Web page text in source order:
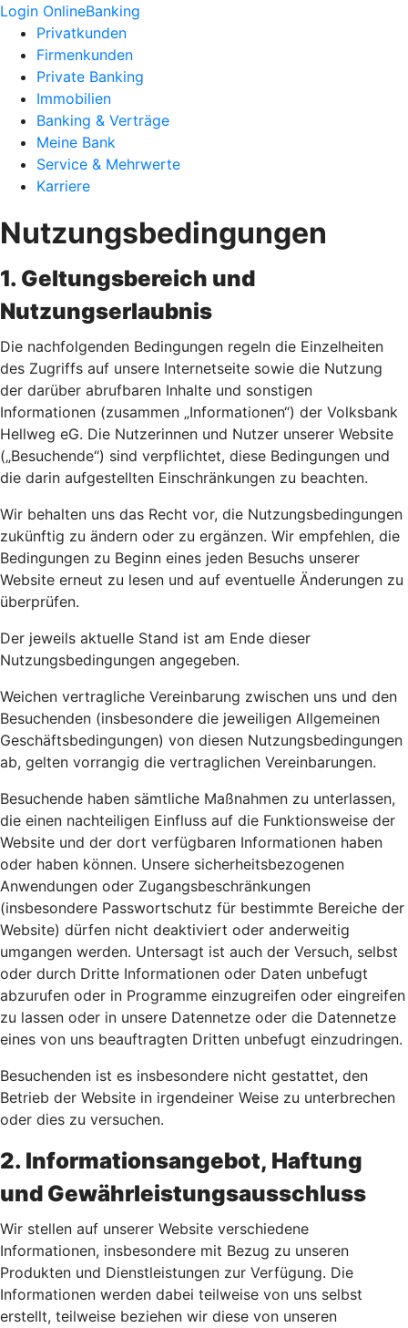
Login OnlineBanking
Privatkunden
Firmenkunden
Private Banking
Immobilien
Banking & Verträge
Meine Bank
Service & Mehrwerte
Karriere
Nutzungsbedingungen
1. Geltungsbereich und
Nutzungserlaubnis
Die nachfolgenden Bedingungen regeln die Einzelheiten
des Zugriffs auf unsere Internetseite sowie die Nutzung
der darüber abrufbaren Inhalte und sonstigen
Informationen (zusammen „Informationen“) der Volksbank
Hellweg eG. Die Nutzerinnen und Nutzer unserer Website
(„Besuchende“) sind verpflichtet, diese Bedingungen und
die darin aufgestellten Einschränkungen zu beachten.
Wir behalten uns das Recht vor, die Nutzungsbedingungen
zukünftig zu ändern oder zu ergänzen. Wir empfehlen, die
Bedingungen zu Beginn eines jeden Besuchs unserer
Website erneut zu lesen und auf eventuelle Änderungen zu
überprüfen.
Der jeweils aktuelle Stand ist am Ende dieser
Nutzungsbedingungen angegeben.
Weichen vertragliche Vereinbarung zwischen uns und den
Besuchenden (insbesondere die jeweiligen Allgemeinen
Geschäftsbedingungen) von diesen Nutzungsbedingungen
ab, gelten vorrangig die vertraglichen Vereinbarungen.
Besuchende haben sämtliche Maßnahmen zu unterlassen,
die einen nachteiligen Einfluss auf die Funktionsweise der
Website und der dort verfügbaren Informationen haben
oder haben können. Unsere sicherheitsbezogenen
Anwendungen oder Zugangsbeschränkungen
(insbesondere Passwortschutz für bestimmte Bereiche der
Website) dürfen nicht deaktiviert oder anderweitig
umgangen werden. Untersagt ist auch der Versuch, selbst
oder durch Dritte Informationen oder Daten unbefugt
abzurufen oder in Programme einzugreifen oder eingreifen
zu lassen oder in unsere Datennetze oder die Datennetze
eines von uns beauftragten Dritten unbefugt einzudringen.
Besuchenden ist es insbesondere nicht gestattet, den
Betrieb der Website in irgendeiner Weise zu unterbrechen
oder dies zu versuchen.
2. Informationsangebot, Haftung
und Gewährleistungsausschluss
Wir stellen auf unserer Website verschiedene
Informationen, insbesondere mit Bezug zu unseren
Produkten und Dienstleistungen zur Verfügung. Die
Informationen werden dabei teilweise von uns selbst
erstellt, teilweise beziehen wir diese von unseren